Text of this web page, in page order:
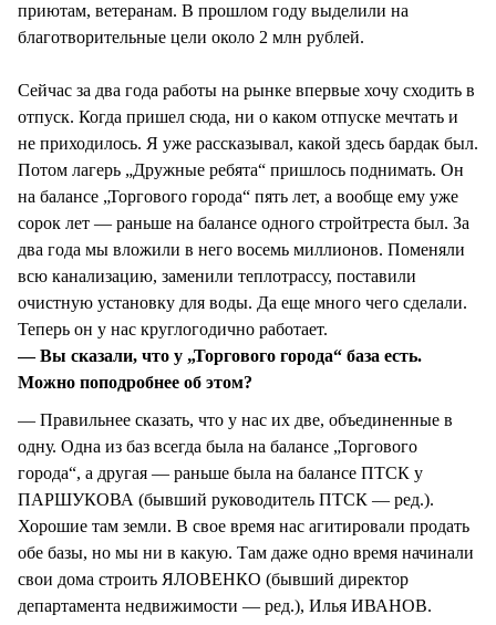
приютам, ветеранам. В прошлом году выделили на
благотворительные цели около 2 млн рублей.
Сейчас за два года работы на рынке впервые хочу сходить в
отпуск. Когда пришел сюда, ни о каком отпуске мечтать и
не приходилось. Я уже рассказывал, какой здесь бардак был.
Потом лагерь „Дружные ребята“ пришлось поднимать. Он
на балансе „Торгового города“ пять лет, а вообще ему уже
сорок лет — раньше на балансе одного стройтреста был. За
два года мы вложили в него восемь миллионов. Поменяли
всю канализацию, заменили теплотрассу, поставили
очистную установку для воды. Да еще много чего сделали.
Теперь он у нас круглогодично работает.
— Вы сказали, что у „Торгового города“ база есть.
Можно поподробнее об этом?
— Правильнее сказать, что у нас их две, объединенные в
одну. Одна из баз всегда была на балансе „Торгового
города“, а другая — раньше была на балансе ПТСК у
ПАРШУКОВА (бывший руководитель ПТСК — ред.).
Хорошие там земли. В свое время нас агитировали продать
обе базы, но мы ни в какую. Там даже одно время начинали
свои дома строить ЯЛОВЕНКО (бывший директор
департамента недвижимости — ред.), Илья ИВАНОВ.